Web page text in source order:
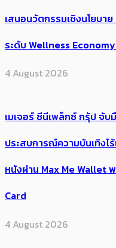
เสนอนวัตกรรมเชิงนโยบ
ระดับ Wellness
4 August 2026
เมเจอร์ ซีนีเพล็กซ์ กรุ้ป จั
ประสบการณ์ความบันเทิงไ
หนังผ่าน Max Me Wallet
Card
4 August 2026